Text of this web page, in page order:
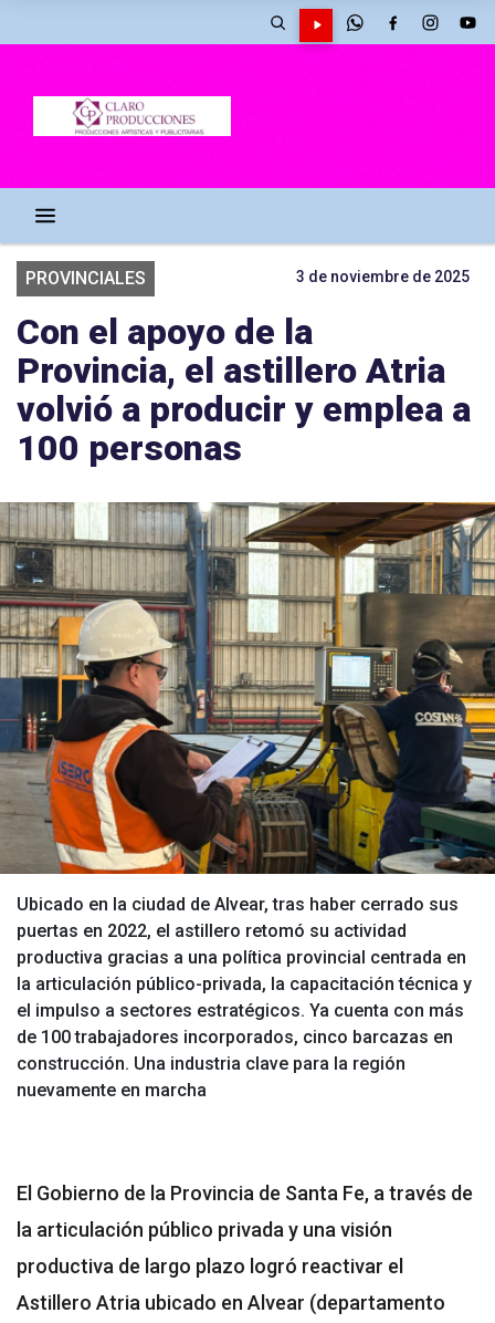
PROVINCIALES 3 de noviembre de 2025
Con el apoyo de la
Provincia, el astillero Atria
volvió a producir y emplea a
100 personas
Ubicado en la ciudad de Alvear, tras haber cerrado sus
puertas en 2022, el astillero retomó su actividad
productiva gracias a una política provincial centrada en
la articulación público-privada, la capacitación técnica y
el impulso a sectores estratégicos. Ya cuenta con más
de 100 trabajadores incorporados, cinco barcazas en
construcción. Una industria clave para la región
nuevamente en marcha
El Gobierno de la Provincia de Santa Fe, a través de
la articulación público privada y una visión
productiva de largo plazo logró reactivar el
Astillero Atria ubicado en Alvear (departamento